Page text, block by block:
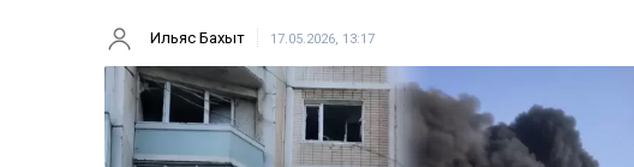
Ильяс Бахыт 17.05.2026, 13:17